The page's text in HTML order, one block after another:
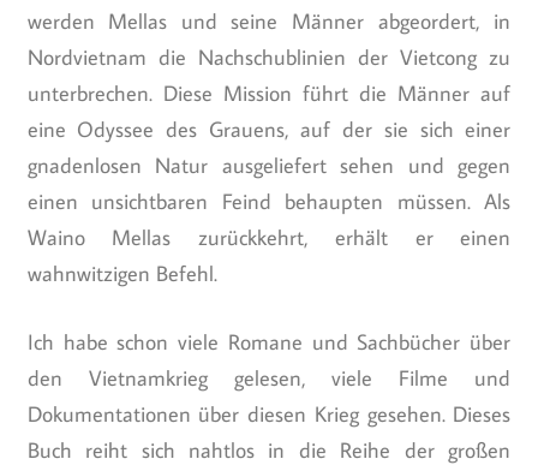
werden Mellas und seine Männer abgeordert, in
Nordvietnam die Nachschublinien der Vietcong zu
unterbrechen. Diese Mission führt die Männer auf
eine Odyssee des Grauens, auf der sie sich einer
gnadenlosen Natur ausgeliefert sehen und gegen
einen unsichtbaren Feind behaupten müssen. Als
Waino Mellas zurückkehrt, erhält er einen
wahnwitzigen Befehl.
Ich habe schon viele Romane und Sachbücher über
den Vietnamkrieg gelesen, viele Filme und
Dokumentationen über diesen Krieg gesehen. Dieses
Buch reiht sich nahtlos in die Reihe der großen